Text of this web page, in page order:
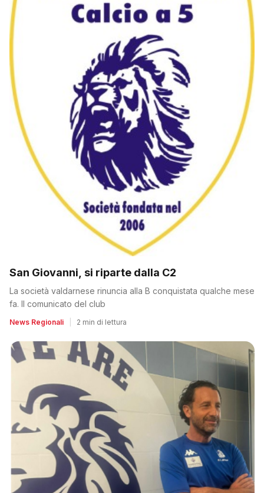
San Giovanni, si riparte dalla C2
La società valdarnese rinuncia alla B conquistata qualche mese
fa. Il comunicato del club
News Regionali 2 min di lettura